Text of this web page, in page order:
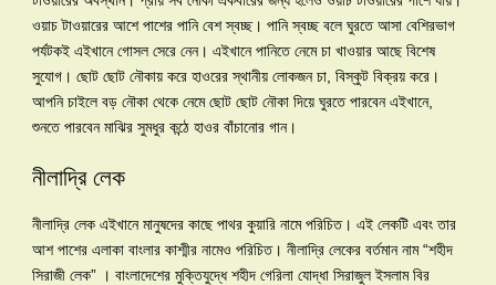
ওয়াচ টাওয়ারের আশে পাশের পানি বেশ স্বচ্ছ। পানি স্বচ্ছ বলে ঘুরতে আসা বেশিরভাগ
পর্যটকই এইখানে গোসল সেরে নেন। এইখানে পানিতে নেমে চা খাওয়ার আছে বিশেষ
সুযোগ। ছোট ছোট নৌকায় করে হাওরের স্থানীয় লোকজন চা, বিস্কুট বিক্রয় করে।
আপনি চাইলে বড় নৌকা থেকে নেমে ছোট ছোট নৌকা দিয়ে ঘুরতে পারবেন এইখানে,
শুনতে পারবেন মাঝির সুমধুর কন্ঠে হাওর বাঁচানোর গান।
নীলাদ্রি লেক
নীলাদ্রি লেক এইখানে মানুষদের কাছে পাথর কুয়ারি নামে পরিচিত। এই লেকটি এবং তার
আশ পাশের এলাকা বাংলার কাশ্মীর নামেও পরিচিত। নীলাদ্রি লেকের বর্তমান নাম “শহীদ
সিরাজী লেক” । বাংলাদেশের মুক্তিযুদ্ধে শহীদ গেরিলা যোদ্ধা সিরাজুল ইসলাম বির